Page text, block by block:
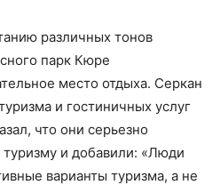
различных тонов
парк Кюре
место отдыха. Серкан
и гостиничных услуг
что они серьезно
и добавили: «Люди
варианты туризма, а не